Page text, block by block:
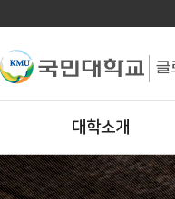
대학소개